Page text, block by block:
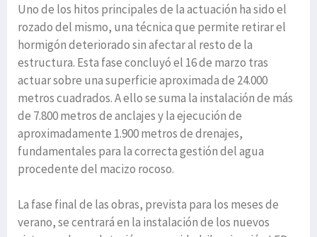
Uno de los hitos principales de la actuación ha sido el
rozado del mismo, una técnica que permite retirar el
hormigón deteriorado sin afectar al resto de la
estructura. Esta fase concluyó el 16 de marzo tras
actuar sobre una superficie aproximada de 24.000
metros cuadrados. A ello se suma la instalación de más
de 7.800 metros de anclajes y la ejecución de
aproximadamente 1.900 metros de drenajes,
fundamentales para la correcta gestión del agua
procedente del macizo rocoso.
La fase final de las obras, prevista para los meses de
verano, se centrará en la instalación de los nuevos